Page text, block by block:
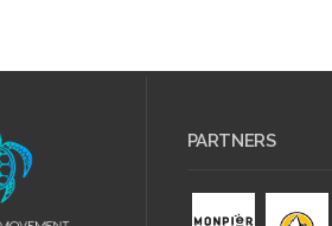
PARTNERS